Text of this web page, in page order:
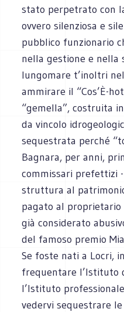
stato perpetrato con
ovvero silenziosa e
pubblico funzionario
nella gestione e nella
lungomare t’inoltri
ammirare il “Cos’È-
“gemella”, costruita
da vincolo
sequestrata perché
Bagnara, per anni,
commissari prefettizi
struttura al
pagato al proprietario
già considerato
del famoso premio
Se foste nati a Locri,
frequentare l’Istituto
l’Istituto
vedervi sequestrare